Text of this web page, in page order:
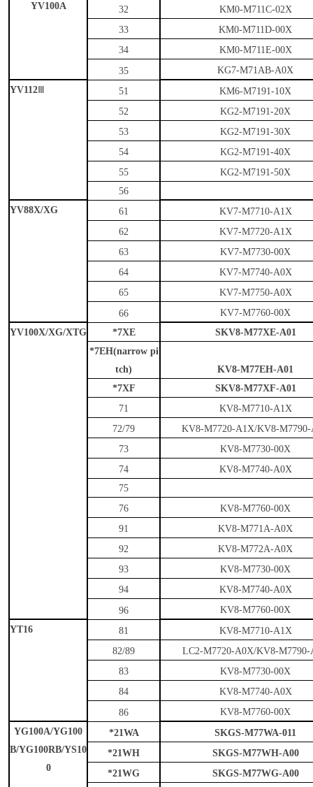
YV100A
32
KM0-M711C-02X
33
KM0-M711D-00X
34
KM0-M711E-00X
35
KG7-M71AB-A0X
YV112
51
KM6-M7191-10X
52
KG2-M7191-20X
53
KG2-M7191-30X
54
KG2-M7191-40X
55
KG2-M7191-50X
56
YV88X/XG
61
KV7-M7710-A1X
62
KV7-M7720-A1X
63
KV7-M7730-00X
64
KV7-M7740-A0X
65
KV7-M7750-A0X
66
KV7-M7760-00X
YV100X/XG/XTG
*7XE
SKV8-M77XE-A01
*7EH(narrow pi
tch)
KV8-M77EH-A01
*7XF
SKV8-M77XF-A01
71
KV8-M7710-A1X
72/79
KV8-M7720-A1X/KV8-
73
KV8-M7730-00X
74
KV8-M7740-A0X
75
76
KV8-M7760-00X
91
KV8-M771A-A0X
92
KV8-M772A-A0X
93
KV8-M7730-00X
94
KV8-M7740-A0X
96
KV8-M7760-00X
YT16
81
KV8-M7710-A1X
82/89
LC2-M7720-A0X/KV8-M7790-
83
KV8-M7730-00X
84
KV8-M7740-A0X
86
KV8-M7760-00X
YG100A/YG100
B/YG100RB/YS10
0
*21WA
SKGS-M77WA-011
*21WH
SKGS-M77WH-A00
*21WG
SKGS-M77WG-A00